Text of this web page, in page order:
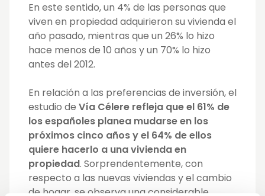
En este sentido, un 4% de las personas que
viven en propiedad adquirieron su vivienda el
año pasado, mientras que un 26% lo hizo
hace menos de 10 años y un 70% lo hizo
antes del 2012.
En relación a las preferencias de inversión, el
estudio de Vía Célere refleja que el 61% de
los españoles planea mudarse en los
próximos cinco años y el 64% de ellos
quiere hacerlo a una vivienda en
propiedad. Sorprendentemente, con
respecto a las nuevas viviendas y el cambio
de hogar, se observa una considerable